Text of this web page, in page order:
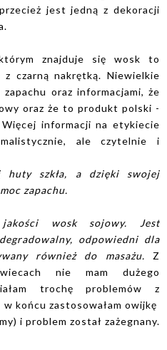
jest jedną z dekoracji
znajduje się wosk to
z czarną nakrętką. Niewielkie
oraz informacjami, że
oraz że to produkt polski -
informacji na etykiecie
ale czytelnie i
huty szkła, a dzięki swojej
zapachu.
wosk sojowy. Jest
odpowiedni dla
również do masażu. Z
nie mam dużego
trochę problemów z
końcu zastosowałam owijkę
i problem został zażegnany.